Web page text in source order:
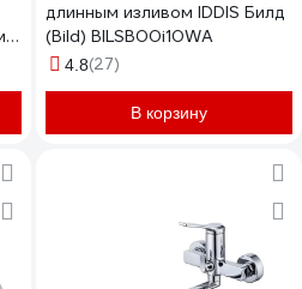
длинным изливом IDDIS Билд
(Bild) BILSB00i10WA
4.8(27)
В корзину